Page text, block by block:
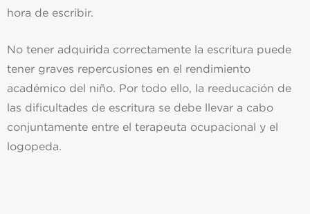
hora de escribir.
No tener adquirida correctamente la escritura puede
tener graves repercusiones en el rendimiento
académico del niño. Por todo ello, la reeducación de
las dificultades de escritura se debe llevar a cabo
conjuntamente entre el terapeuta ocupacional y el
logopeda.